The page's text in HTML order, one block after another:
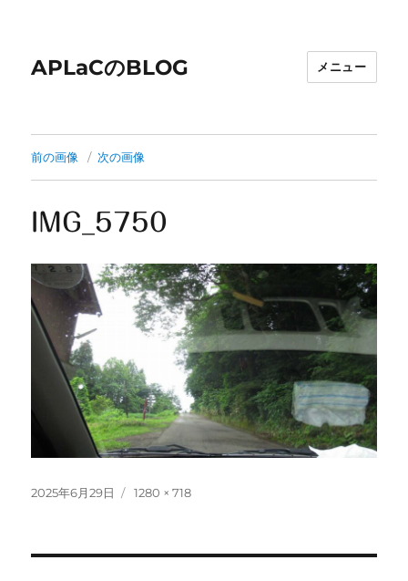
APLaCのBLOG メニュー
前の画像 次の画像
IMG_5750
投
2025年6月29日
フ
1280 × 718